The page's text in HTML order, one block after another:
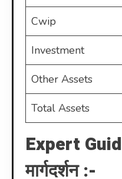
Cwip
Investment
Other Assets
Total Assets
Expert
मार्गदर्शन :-